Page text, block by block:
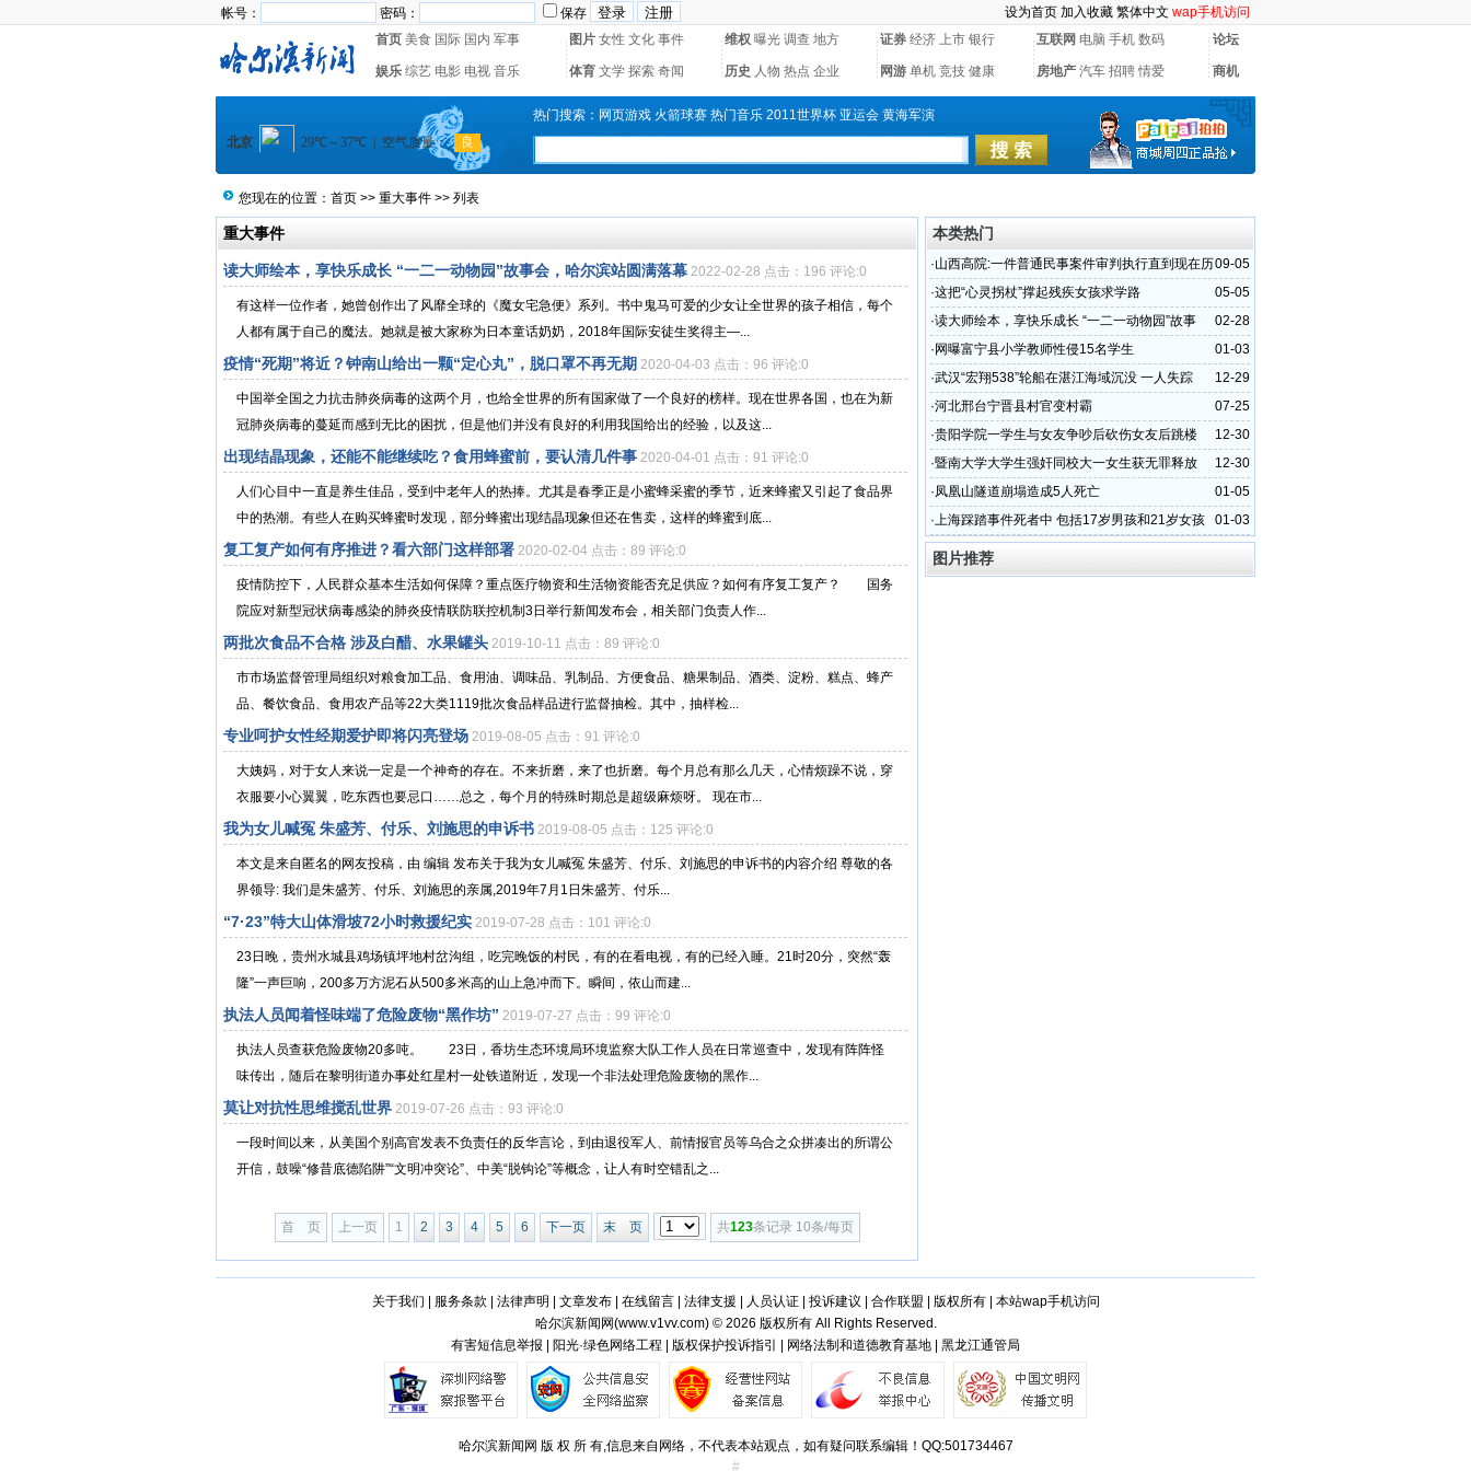
帐号： 密码： 保存 设为首页 加入收藏 繁体中文 wap手机访问
首页 美食 国际 国内 军事 图片 女性 文化 事件 维权 曝光 调查 地方 证券 经济 上市 银行 互联网 电脑 手机 数码 论坛
娱乐 综艺 电影 电视 音乐 体育 文学 探索 奇闻 历史 人物 热点 企业 网游 单机 竞技 健康 房地产 汽车 招聘 情爱 商机
热门搜索： 网页游戏 火箭球赛 热门音乐 2011世界杯 亚运会 黄海军演
您现在的位置： 首页 >> 重大事件 >> 列表
重大事件
读大师绘本，享快乐成长 “一二一动物园”故事会，哈尔滨站圆满落幕 2022-02-28 点击：196 评论:0
有这样一位作者，她曾创作出了风靡全球的《魔女宅急便》系列。书中鬼马可爱的少女让全世界的孩子相信，每个
人都有属于自己的魔法。她就是被大家称为日本童话奶奶，2018年国际安徒生奖得主—...
疫情“死期”将近？钟南山给出一颗“定心丸”，脱口罩不再无期 2020-04-03 点击：96 评论:0
中国举全国之力抗击肺炎病毒的这两个月，也给全世界的所有国家做了一个良好的榜样。现在世界各国，也在为新
冠肺炎病毒的蔓延而感到无比的困扰，但是他们并没有良好的利用我国给出的经验，以及这...
出现结晶现象，还能不能继续吃？食用蜂蜜前，要认清几件事 2020-04-01 点击：91 评论:0
人们心目中一直是养生佳品，受到中老年人的热捧。尤其是春季正是小蜜蜂采蜜的季节，近来蜂蜜又引起了食品界
中的热潮。有些人在购买蜂蜜时发现，部分蜂蜜出现结晶现象但还在售卖，这样的蜂蜜到底...
复工复产如何有序推进？看六部门这样部署 2020-02-04 点击：89 评论:0
疫情防控下，人民群众基本生活如何保障？重点医疗物资和生活物资能否充足供应？如何有序复工复产？ 国务
院应对新型冠状病毒感染的肺炎疫情联防联控机制3日举行新闻发布会，相关部门负责人作...
两批次食品不合格 涉及白醋、水果罐头 2019-10-11 点击：89 评论:0
市市场监督管理局组织对粮食加工品、食用油、调味品、乳制品、方便食品、糖果制品、酒类、淀粉、糕点、蜂产
品、餐饮食品、食用农产品等22大类1119批次食品样品进行监督抽检。其中，抽样检...
专业呵护女性经期爱护即将闪亮登场 2019-08-05 点击：91 评论:0
大姨妈，对于女人来说一定是一个神奇的存在。不来折磨，来了也折磨。每个月总有那么几天，心情烦躁不说，穿
衣服要小心翼翼，吃东西也要忌口……总之，每个月的特殊时期总是超级麻烦呀。 现在市...
我为女儿喊冤 朱盛芳、付乐、刘施思的申诉书 2019-08-05 点击：125 评论:0
本文是来自匿名的网友投稿，由 编辑 发布关于我为女儿喊冤 朱盛芳、付乐、刘施思的申诉书的内容介绍 尊敬的各
界领导: 我们是朱盛芳、付乐、刘施思的亲属,2019年7月1日朱盛芳、付乐...
“7·23”特大山体滑坡72小时救援纪实 2019-07-28 点击：101 评论:0
23日晚，贵州水城县鸡场镇坪地村岔沟组，吃完晚饭的村民，有的在看电视，有的已经入睡。21时20分，突然“轰
隆”一声巨响，200多万方泥石从500多米高的山上急冲而下。瞬间，依山而建...
执法人员闻着怪味端了危险废物“黑作坊” 2019-07-27 点击：99 评论:0
执法人员查获危险废物20多吨。 23日，香坊生态环境局环境监察大队工作人员在日常巡查中，发现有阵阵怪
味传出，随后在黎明街道办事处红星村一处铁道附近，发现一个非法处理危险废物的黑作...
莫让对抗性思维搅乱世界 2019-07-26 点击：93 评论:0
一段时间以来，从美国个别高官发表不负责任的反华言论，到由退役军人、前情报官员等乌合之众拼凑出的所谓公
开信，鼓噪“修昔底德陷阱”“文明冲突论”、中美“脱钩论”等概念，让人有时空错乱之...
首 页 上一页 1 2 3 4 5 6 下一页 末 页 共123条记录 10条/每页
本类热门
09-05
·山西高院:一件普通民事案件审判执行直到现在历
经15年无果
05-05
·这把“心灵拐杖”撑起残疾女孩求学路
02-28
·读大师绘本，享快乐成长 “一二一动物园”故事
会，哈尔滨站圆满落幕
01-03
· 网曝富宁县小学教师性侵15名学生
12-29
·武汉“宏翔538”轮船在湛江海域沉没 一人失踪
07-25
·河北邢台宁晋县村官变村霸
12-30
·贵阳学院一学生与女友争吵后砍伤女友后跳楼
12-30
·暨南大学大学生强奸同校大一女生获无罪释放
01-05
·凤凰山隧道崩塌造成5人死亡
01-03
·上海踩踏事件死者中 包括17岁男孩和21岁女孩
图片推荐
关于我们 服务条款 法律声明 文章发布| 在线留言| 法律支援 人员认证| 投诉建议 合作联盟 版权所有| 本站wap手机访问
哈尔滨新闻网(www.v1vv.com) © 2026 版权所有 All Rights Reserved.
有害短信息举报 | 阳光·绿色网络工程 | 版权保护投诉指引 | 网络法制和道德教育基地 | 黑龙江通管局
哈尔滨新闻网 版 权 所 有,信息来自网络，不代表本站观点，如有疑问联系编辑！QQ:501734467
#